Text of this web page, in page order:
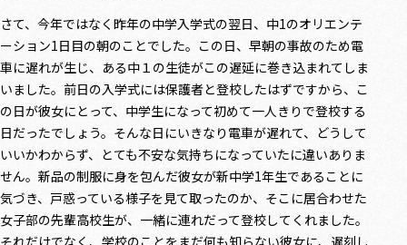
さて、今年ではなく昨年の中学入学式の翌日、中1のオリエンテ
ーション1日目の朝のことでした。この日、早朝の事故のため電
車に遅れが生じ、ある中１の生徒がこの遅延に巻き込まれてしま
いました。前日の入学式には保護者と登校したはずですから、こ
の日が彼女にとって、中学生になって初めて一人きりで登校する
日だったでしょう。そんな日にいきなり電車が遅れて、どうして
いいかわからず、とても不安な気持ちになっていたに違いありま
せん。新品の制服に身を包んだ彼女が新中学1年生であることに
気づき、戸惑っている様子を見て取ったのか、そこに居合わせた
女子部の先輩高校生が、一緒に連れだって登校してくれました。
それだけでなく、学校のことをまだ何も知らない彼女に、遅刻し